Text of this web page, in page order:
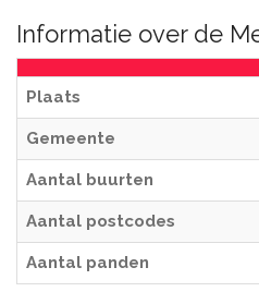
Informatie over de
Plaats
Gemeente
Aantal buurten
Aantal postcodes
Aantal panden